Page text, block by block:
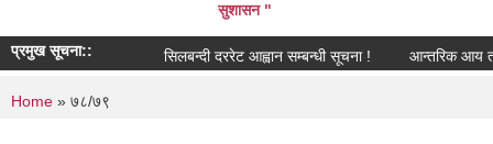
सुशासन "
प्रमुख सूचना:: सिलबन्दी दररेट आह्वान सम्बन्धी सूचना ! आन्तरिक आय
You are here
Home » ७८/७९